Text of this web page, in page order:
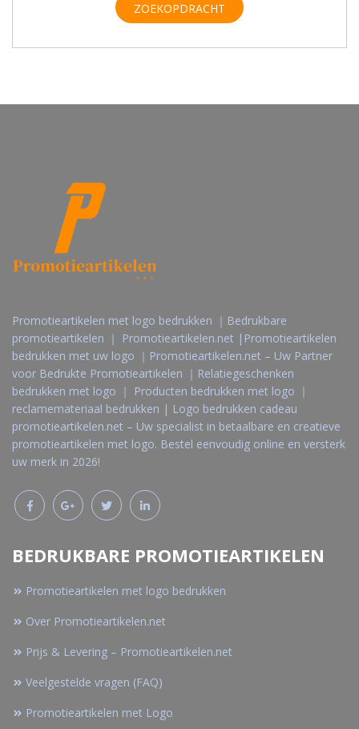
ZOEKOPDRACHT
Promotieartikelen met logo bedrukken ｜Bedrukbare
promotieartikelen ｜ Promotieartikelen.net |Promotieartikelen
bedrukken met uw logo ｜Promotieartikelen.net – Uw Partner
voor Bedrukte Promotieartikelen ｜Relatiegeschenken
bedrukken met logo ｜ Producten bedrukken met logo ｜
reclamemateriaal bedrukken | Logo bedrukken cadeau
promotieartikelen.net – Uw specialist in betaalbare en creatieve
promotieartikelen met logo. Bestel eenvoudig online en versterk
uw merk in 2026!
BEDRUKBARE PROMOTIEARTIKELEN
Promotieartikelen met logo bedrukken
Over Promotieartikelen.net
Prijs & Levering – Promotieartikelen.net
Veelgestelde vragen (FAQ)
Promotieartikelen met Logo